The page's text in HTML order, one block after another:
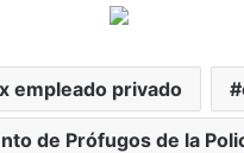
empleado privado
de Prófugos de la